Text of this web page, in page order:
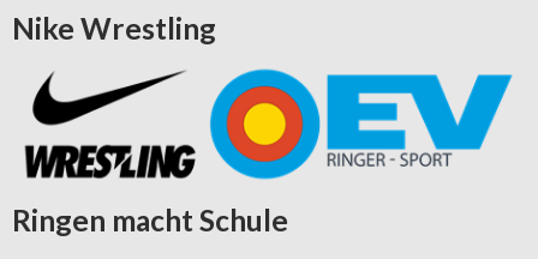
Nike Wrestling
Ringen macht Schule